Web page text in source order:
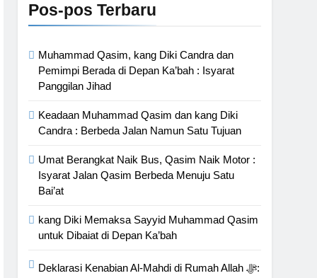
yang Diijinkan Masuk
Pos-pos Terbaru
Muhammad Qasim, kang Diki Candra dan
Pemimpi Berada di Depan Ka’bah : Isyarat
Panggilan Jihad
Keadaan Muhammad Qasim dan kang Diki
Candra : Berbeda Jalan Namun Satu Tujuan
Umat Berangkat Naik Bus, Qasim Naik Motor :
Isyarat Jalan Qasim Berbeda Menuju Satu
Bai’at
kang Diki Memaksa Sayyid Muhammad Qasim
untuk Dibaiat di Depan Ka’bah
Deklarasi Kenabian Al-Mahdi di Rumah Allah ﷻ: